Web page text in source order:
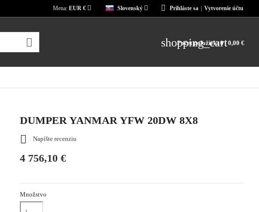
Prihláste sa Vytvorenie účtu
Slovenský
Mena: EUR €
 shopping_cart
Počet položiek: 0| 0,00 €
DUMPER YANMAR YFW 20DW 8X8
 Napíšte recenziu
4 756,10 €
Množstvo